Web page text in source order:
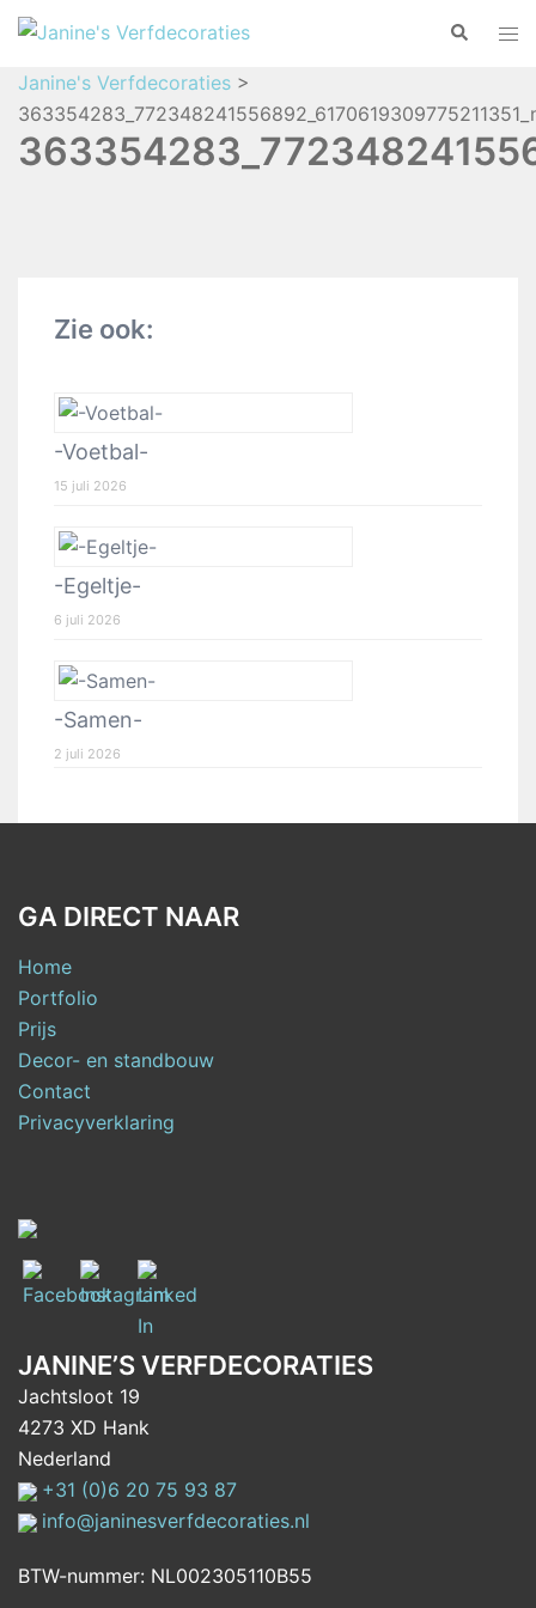
Janine's Verfdecoraties >
Zie ook:
-Voetbal-
15 juli 2026
-Egeltje-
6 juli 2026
-Samen-
2 juli 2026
GA DIRECT NAAR
Home
Portfolio
Prijs
Decor- en standbouw
Contact
Privacyverklaring
JANINE’S VERFDECORATIES
Jachtsloot 19
4273 XD Hank
Nederland
+31 (0)6 20 75 93 87
info@janinesverfdecoraties.nl
BTW-nummer: NL002305110B55